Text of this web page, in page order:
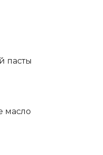
пасты
масло